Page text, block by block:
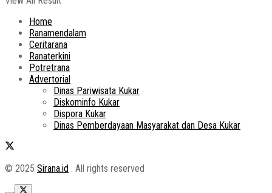
Home
Ranamendalam
Ceritarana
Ranaterkini
Potretrana
Advertorial
Dinas Pariwisata Kukar
Diskominfo Kukar
Dispora Kukar
Dinas Pemberdayaan Masyarakat dan Desa Kukar
© 2025 Sirana.id . All rights reserved